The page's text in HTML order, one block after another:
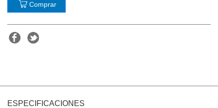
Comprar
ESPECIFICACIONES